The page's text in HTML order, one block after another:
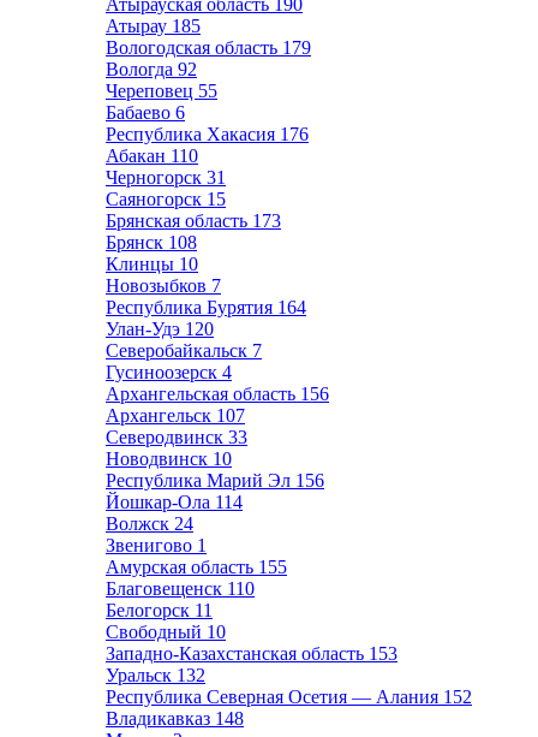
Атырауская область 190
Атырау 185
Вологодская область 179
Вологда 92
Череповец 55
Бабаево 6
Республика Хакасия 176
Абакан 110
Черногорск 31
Саяногорск 15
Брянская область 173
Брянск 108
Клинцы 10
Новозыбков 7
Республика Бурятия 164
Улан-Удэ 120
Северобайкальск 7
Гусиноозерск 4
Архангельская область 156
Архангельск 107
Северодвинск 33
Новодвинск 10
Республика Марий Эл 156
Йошкар-Ола 114
Волжск 24
Звенигово 1
Амурская область 155
Благовещенск 110
Белогорск 11
Свободный 10
Западно-Казахстанская область 153
Уральск 132
Республика Северная Осетия — Алания 152
Владикавказ 148